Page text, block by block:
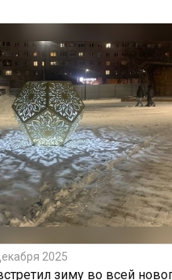
Каларском
чиновник
дела
миллионов
Забайкалье
воздух»
Госдумы
2025
зиму во всей